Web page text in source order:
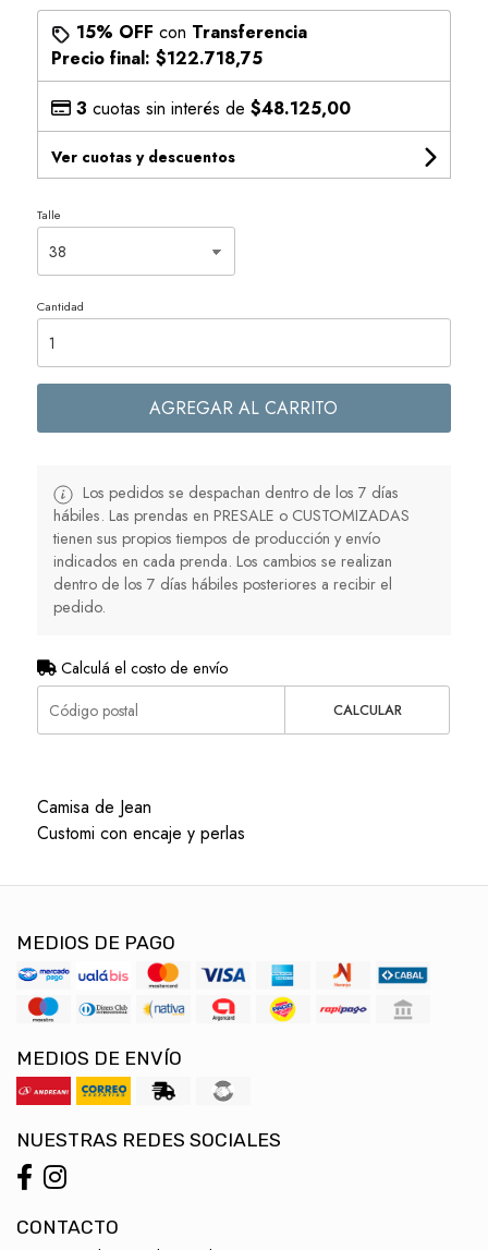
15% OFF con Transferencia
Precio final: $122.718,75
3 cuotas sin interés de $48.125,00
Ver cuotas y descuentos
Talle
Cantidad
AGREGAR AL CARRITO
Los pedidos se despachan dentro de los 7 días
hábiles. Las prendas en PRESALE o CUSTOMIZADAS
tienen sus propios tiempos de producción y envío
indicados en cada prenda. Los cambios se realizan
dentro de los 7 días hábiles posteriores a recibir el
pedido.
Calculá el costo de envío
CALCULAR
Camisa de Jean
Customi con encaje y perlas
MEDIOS DE PAGO
MEDIOS DE ENVÍO
NUESTRAS REDES SOCIALES
CONTACTO